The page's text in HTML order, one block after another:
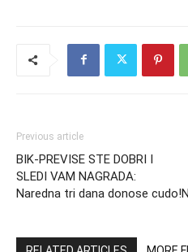
Previous article
BIK-PREVISE STE DOBRI I
SLEDI VAM NAGRADA:
Naredna tri dana donose cudo!